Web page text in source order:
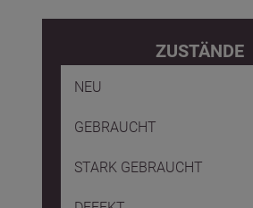
ZUSTÄNDE
NEU
GEBRAUCHT
STARK GEBRAUCHT